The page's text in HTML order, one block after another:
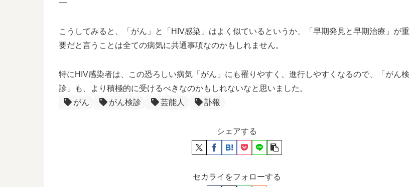
—
こうしてみると、「がん」と「HIV感染」はよく似ているというか、「早期発見と早期治療」が重
要だと言うことは全ての病気に共通事項なのかもしれません。
特にHIV感染者は、この恐ろしい病気「がん」にも罹りやすく、進行しやすくなるので、「がん検
診」も、より積極的に受けるべきなのかもしれないなと思いました。
がん
がん検診 芸能人 訃報
シェアする
セカライをフォローする